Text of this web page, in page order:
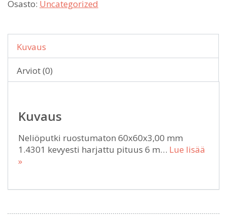
Osasto: Uncategorized
Kuvaus
Arviot (0)
Kuvaus
Neliöputki ruostumaton 60x60x3,00 mm
1.4301 kevyesti harjattu pituus 6 m… Lue lisää
»